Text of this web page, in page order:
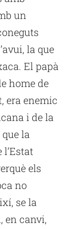
un
la que
El papà
home de
era enemic
i de la
la
els
no
se la
en canvi,